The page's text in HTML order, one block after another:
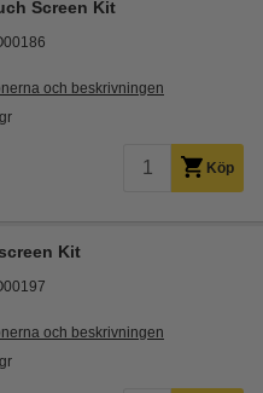
Screen Kit
och beskrivningen
Köp
Kit
och beskrivningen